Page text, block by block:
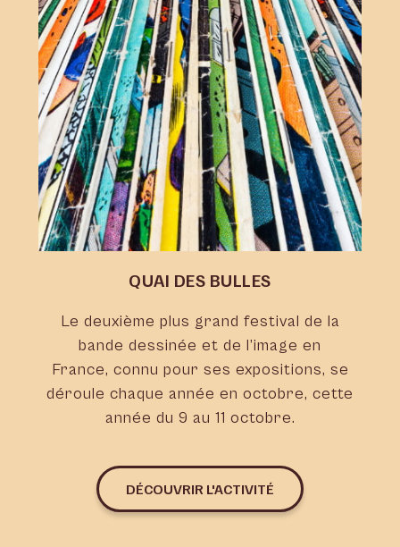
QUAI DES BULLES
Le deuxième plus grand festival de la
bande dessinée et de l’image en
France, connu pour ses expositions, se
déroule chaque année en octobre, cette
année du 9 au 11 octobre.
DÉCOUVRIR L'ACTIVITÉ